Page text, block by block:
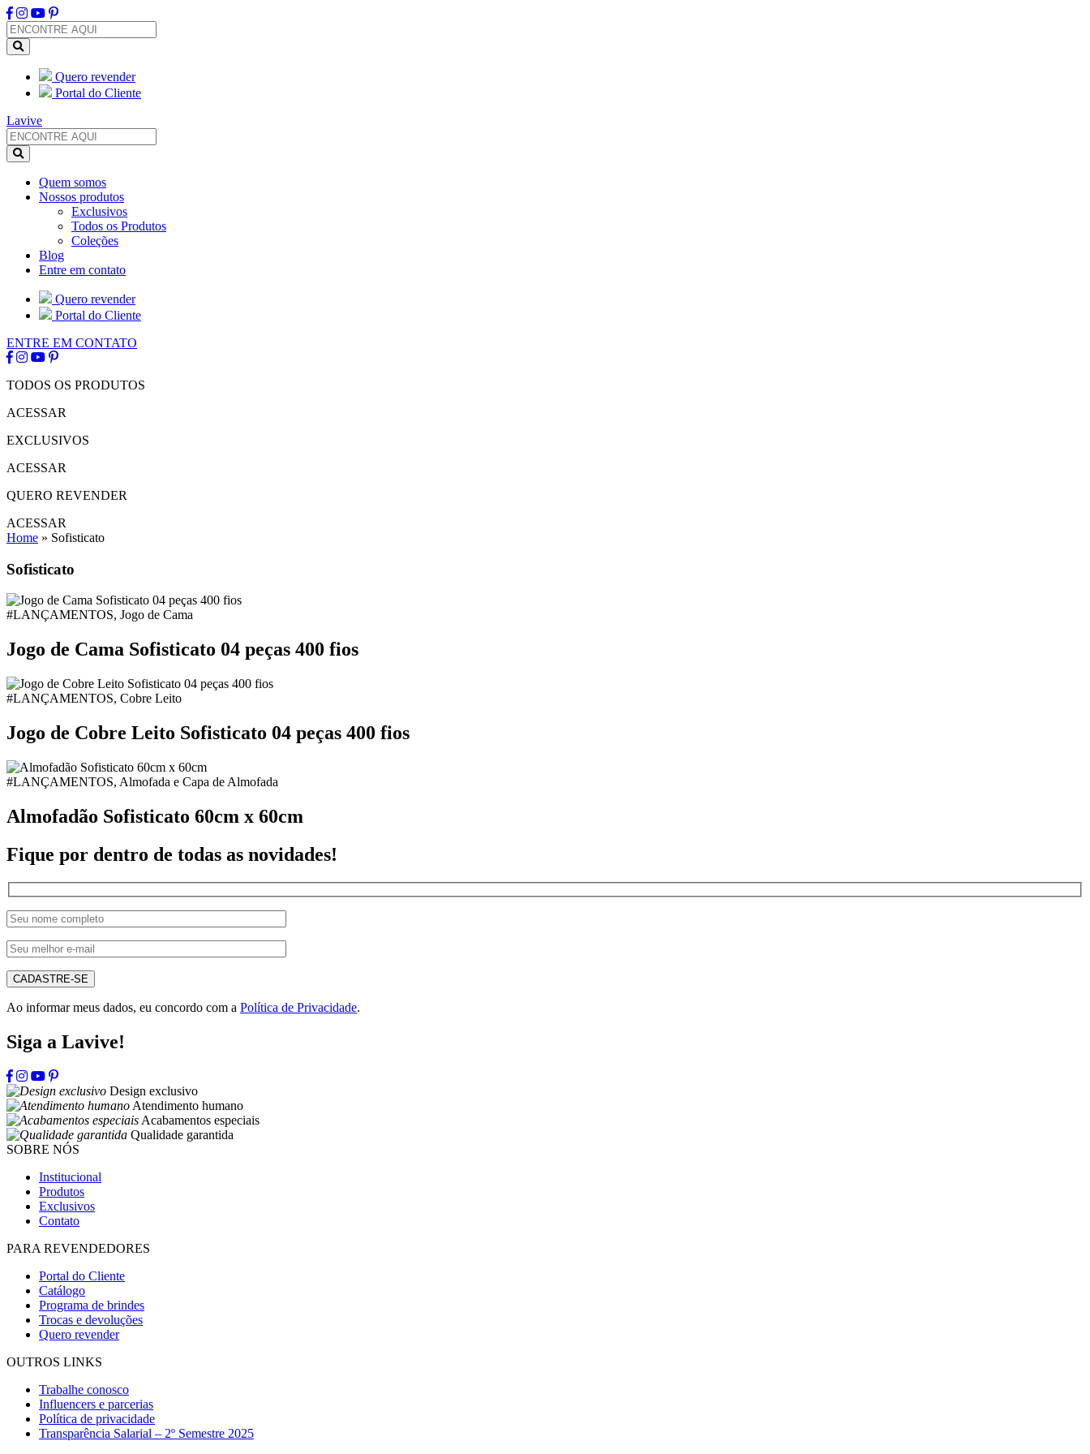
Quero revender
Portal do Cliente
Lavive
Quem somos
Nossos produtos
Exclusivos
Todos os Produtos
Coleções
Blog
Entre em contato
Quero revender
Portal do Cliente
ENTRE EM CONTATO
TODOS OS PRODUTOS
ACESSAR
EXCLUSIVOS
ACESSAR
QUERO REVENDER
ACESSAR
Home » Sofisticato
Sofisticato
#LANÇAMENTOS, Jogo de Cama
Jogo de Cama Sofisticato 04 peças 400 fios
#LANÇAMENTOS, Cobre Leito
Jogo de Cobre Leito Sofisticato 04 peças 400 fios
#LANÇAMENTOS, Almofada e Capa de Almofada
Almofadão Sofisticato 60cm x 60cm
Fique por dentro de todas as novidades!
CADASTRE-SE
Ao informar meus dados, eu concordo com a Política de Privacidade.
Siga a Lavive!
Design exclusivo
Atendimento humano
Acabamentos especiais
Qualidade garantida
SOBRE NÓS
Institucional
Produtos
Exclusivos
Contato
PARA REVENDEDORES
Portal do Cliente
Catálogo
Programa de brindes
Trocas e devoluções
Quero revender
OUTROS LINKS
Trabalhe conosco
Influencers e parcerias
Política de privacidade
Transparência Salarial – 2º Semestre 2025